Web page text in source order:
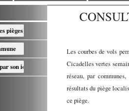
Courbes de vol
Cartes des vols
Comptages larvaires
Observations
TNT
Les courbes de vols
Cicadelles vertes
réseau, par
résultats du piège
ce piège.